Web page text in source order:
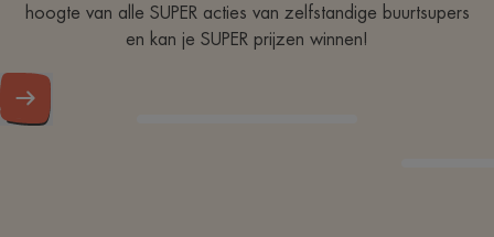
hoogte van alle SUPER acties van zelfstandige buurtsupers
en kan je SUPER prijzen winnen!